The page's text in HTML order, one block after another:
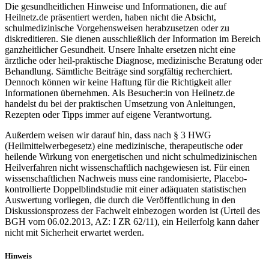
Die gesundheitlichen Hinweise und Informationen, die auf
Heilnetz.de präsentiert werden, haben nicht die Absicht,
schulmedizinische Vorgehensweisen herabzusetzen oder zu
diskreditieren. Sie dienen ausschließlich der Information im Bereich
ganzheitlicher Gesundheit. Unsere Inhalte ersetzen nicht eine
ärztliche oder heil-praktische Diagnose, medizinische Beratung oder
Behandlung. Sämtliche Beiträge sind sorgfältig recherchiert.
Dennoch können wir keine Haftung für die Richtigkeit aller
Informationen übernehmen. Als Besucher:in von Heilnetz.de
handelst du bei der praktischen Umsetzung von Anleitungen,
Rezepten oder Tipps immer auf eigene Verantwortung.
Außerdem weisen wir darauf hin, dass nach § 3 HWG
(Heilmittelwerbegesetz) eine medizinische, therapeutische oder
heilende Wirkung von energetischen und nicht schulmedizinischen
Heilverfahren nicht wissenschaftlich nachgewiesen ist. Für einen
wissenschaftlichen Nachweis muss eine randomisierte, Placebo-
kontrollierte Doppelblindstudie mit einer adäquaten statistischen
Auswertung vorliegen, die durch die Veröffentlichung in den
Diskussionsprozess der Fachwelt einbezogen worden ist (Urteil des
BGH vom 06.02.2013, AZ: I ZR 62/11), ein Heilerfolg kann daher
nicht mit Sicherheit erwartet werden.
Hinweis